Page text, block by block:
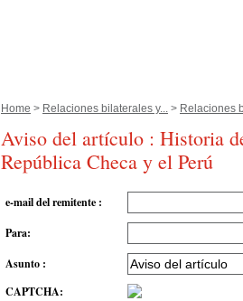
Home > Relaciones bilaterales y... > Relaciones
Aviso del artículo : Historia
República Checa y el Perú
e-mail del remitente :
Para:
Asunto :
CAPTCHA: